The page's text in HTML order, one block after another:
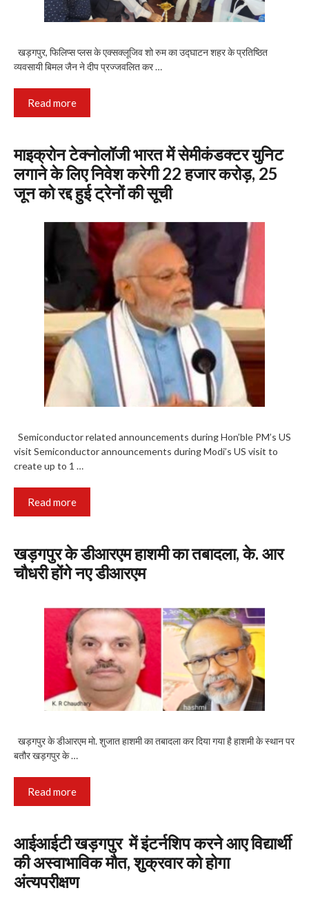
खड़गपुर, फिलिप्स प्लस के एक्सक्लूजिव शो रुम का उद्घाटन शहर के प्रतिष्ठित
व्यवसायी बिमल जैन ने दीप प्रज्जवलित कर …
Read more
माइक्रोन टेक्नोलॉजी भारत में सेमीकंडक्टर युनिट
लगाने के लिए निवेश करेगी 22 हजार करोड़, 25
जून को रद्द हुई ट्रेनों की सूची
Semiconductor related announcements during Hon’ble PM’s US
visit Semiconductor announcements during Modi’s US visit to
create up to 1 …
Read more
खड़गपुर के डीआरएम हाशमी का तबादला, के. आर
चौधरी होंगे नए डीआरएम
खड़गपुर के डीआरएम मो. शुजात हाशमी का तबादला कर दिया गया है हाशमी के स्थान पर
बतौर खड़गपुर के …
Read more
आईआईटी खड़गपुर में इंटर्नशिप करने आए विद्यार्थी
की अस्वाभाविक मौत, शुक्रवार को होगा
अंत्यपरीक्षण